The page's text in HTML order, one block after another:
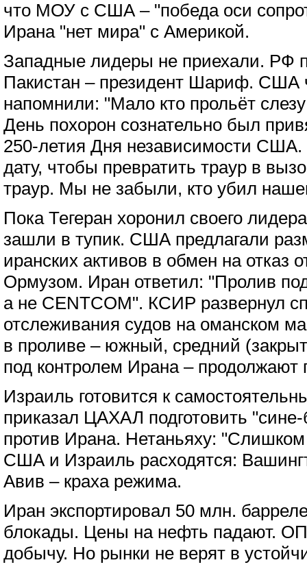
что МОУ с США – "победа оси
Ирана "нет мира" с Америкой.
Западные лидеры не приехали. РФ
Пакистан – президент Шариф. США
напомнили: "Мало кто прольёт
День похорон сознательно был
250-летия Дня независимости США.
дату, чтобы превратить траур в
траур. Мы не забыли, кто убил
Пока Тегеран хоронил своего
зашли в тупик. США предлагали
иранских активов в обмен на отказ
Ормузом. Иран ответил: "Пролив
а не CENTCOM". КСИР развернул
отслеживания судов на оманском
в проливе – южный, средний
под контролем Ирана – продолжают
Израиль готовится к
приказал ЦАХАЛ подготовить
против Ирана. Нетаньяху: "Слишком
США и Израиль расходятся:
Авив – краха режима.
Иран экспортировал 50 млн.
блокады. Цены на нефть падают.
добычу. Но рынки не верят в